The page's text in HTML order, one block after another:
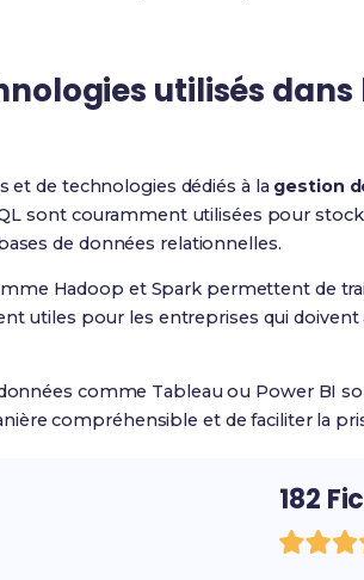
utilisés
de technologies dédiés à la gestion
sont couramment utilisées pour
de données relationnelles.
Hadoop et Spark permettent de
utiles pour les entreprises qui
comme Tableau ou Power BI
compréhensible et de faciliter la
182